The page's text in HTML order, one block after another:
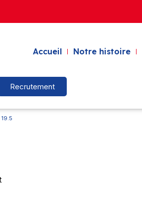
Accueil Notre histoire
Recrutement